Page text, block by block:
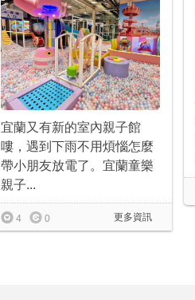
宜蘭又有新的室內親子館
嘍，遇到下雨不用煩惱怎麼
帶小朋友放電了。宜蘭童樂
親子...
更多資訊
4 0